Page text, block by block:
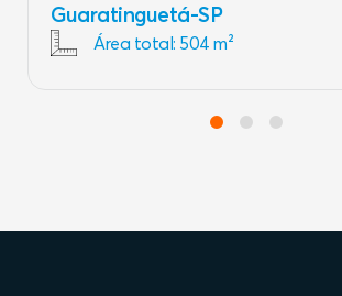
Lorena-SP
Área total: 58 m²